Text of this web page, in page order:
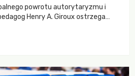
powrotu autorytaryzmu i
Henry A. Giroux ostrzega
obywateli?